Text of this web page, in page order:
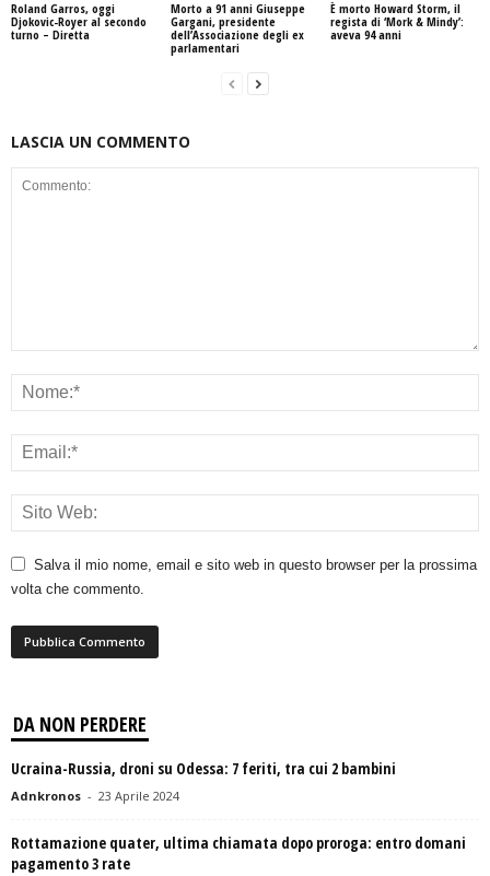
Roland Garros, oggi
Djokovic-Royer al secondo
turno – Diretta
Morto a 91 anni Giuseppe
Gargani, presidente
dell’Associazione degli ex
parlamentari
È morto Howard Storm, il
regista di ‘Mork & Mindy’:
aveva 94 anni
LASCIA UN COMMENTO
Salva il mio nome, email e sito web in questo browser per la prossima
volta che commento.
DA NON PERDERE
Ucraina-Russia, droni su Odessa: 7 feriti, tra cui 2 bambini
Adnkronos - 23 Aprile 2024
Rottamazione quater, ultima chiamata dopo proroga: entro domani
pagamento 3 rate